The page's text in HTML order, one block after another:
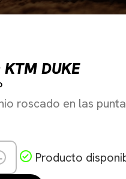
DUKE
roscado en las
Producto